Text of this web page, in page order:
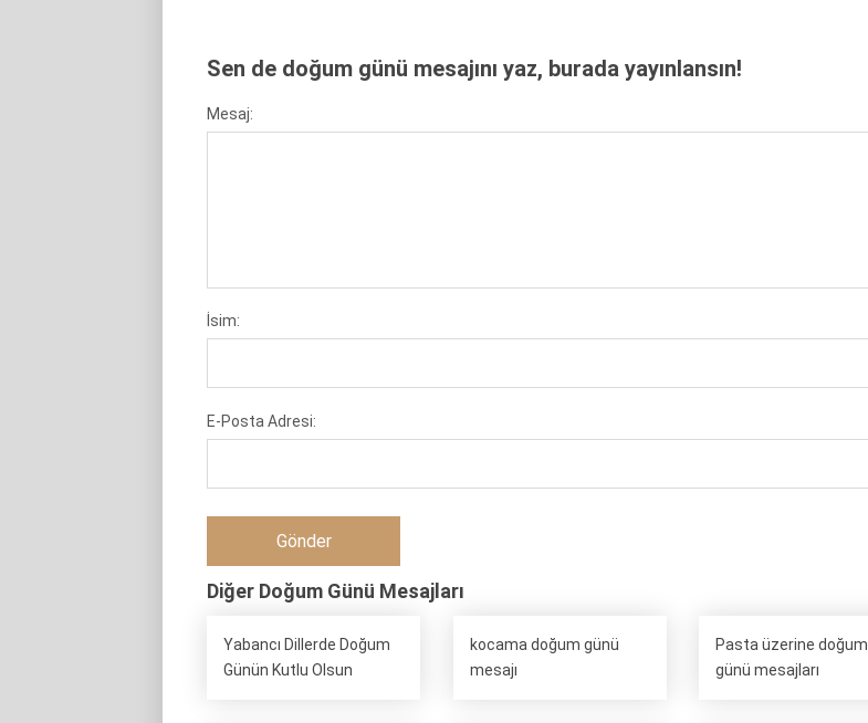
Sen de doğum günü mesajını yaz, burada yayınlansın!
Mesaj:
İsim:
E-Posta Adresi:
Diğer Doğum Günü Mesajları
Yabancı Dillerde Doğum
Günün Kutlu Olsun
kocama doğum günü
mesajı
Pasta üzerine doğum
günü mesajları